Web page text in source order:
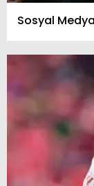
Sosyal